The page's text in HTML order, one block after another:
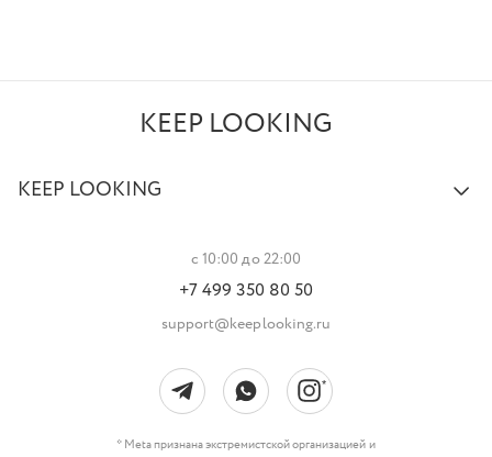
KEEP LOOKING
KEEP LOOKING
с 10:00 до 22:00
+7 499 350 80 50
support@keeplooking.ru
* Meta признана экстремистской организацией и